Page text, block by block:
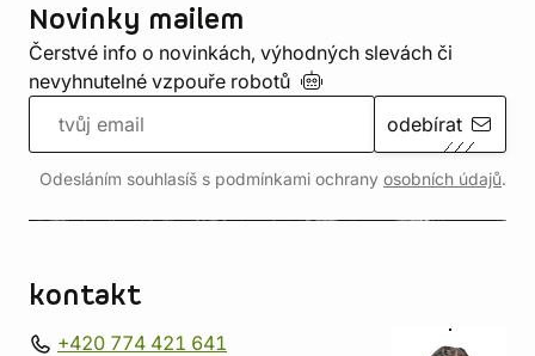
Novinky mailem
Čerstvé info o novinkách, výhodných slevách či
nevyhnutelné vzpouře robotů
odebírat
Odesláním souhlasíš s podmínkami ochrany osobních údajů.
kontakt
+420 774 421 641